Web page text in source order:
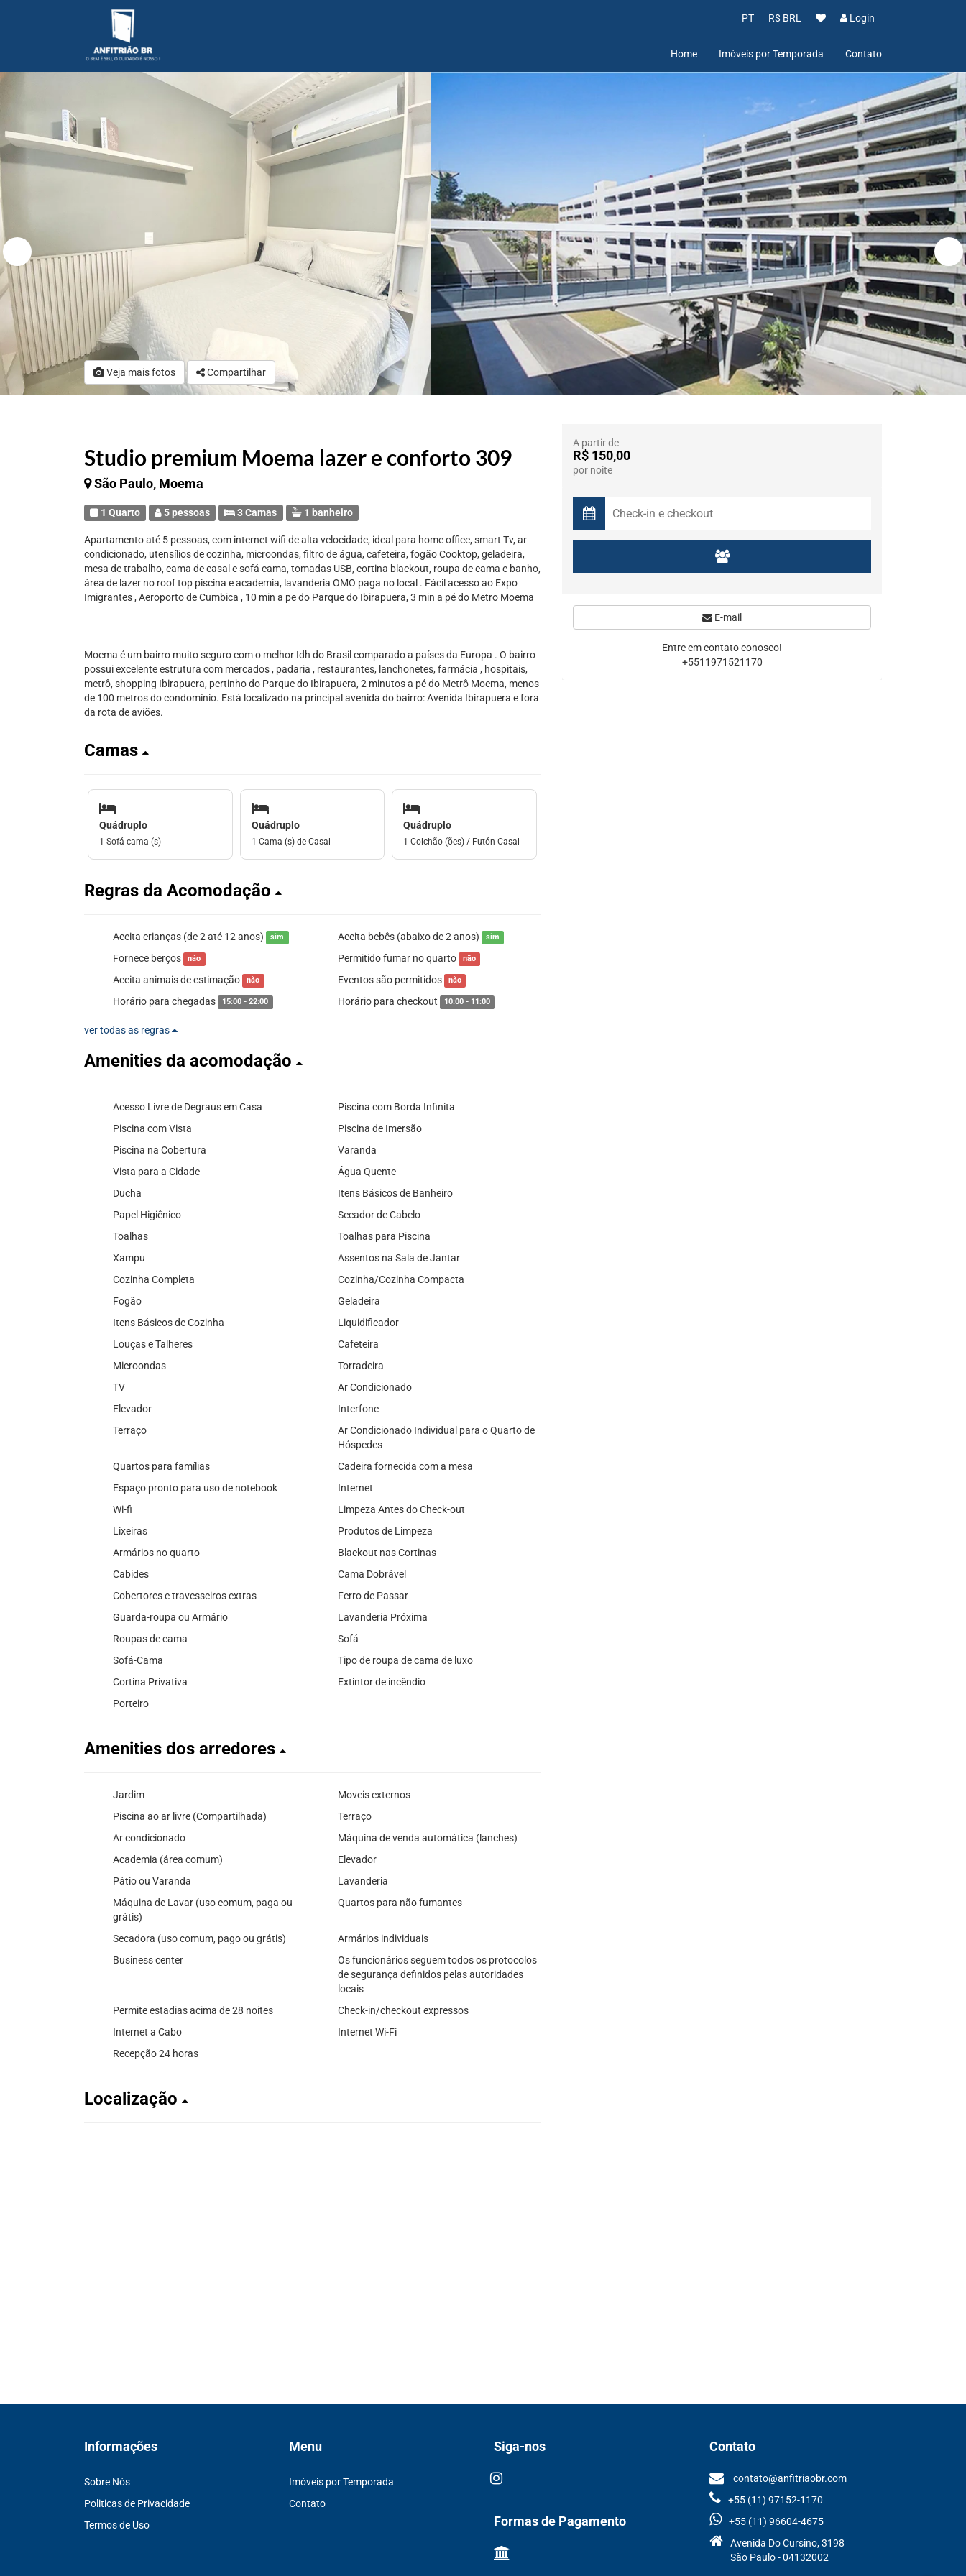
PT R$ BRL Login
Home Imóveis por Temporada Contato
Veja mais fotos Compartilhar
Studio premium Moema lazer e conforto 309
São Paulo, Moema
1 Quarto 5 pessoas 3 Camas 1 banheiro
Apartamento até 5 pessoas, com internet wifi de alta velocidade, ideal para home office, smart Tv, ar
condicionado, utensílios de cozinha, microondas, filtro de água, cafeteira, fogão Cooktop, geladeira,
mesa de trabalho, cama de casal e sofá cama, tomadas USB, cortina blackout, roupa de cama e banho,
área de lazer no roof top piscina e academia, lavanderia OMO paga no local . Fácil acesso ao Expo
Imigrantes , Aeroporto de Cumbica , 10 min a pe do Parque do Ibirapuera, 3 min a pé do Metro Moema
Moema é um bairro muito seguro com o melhor Idh do Brasil comparado a países da Europa . O bairro
possui excelente estrutura com mercados , padaria , restaurantes, lanchonetes, farmácia , hospitais,
metrô, shopping Ibirapuera, pertinho do Parque do Ibirapuera, 2 minutos a pé do Metrô Moema, menos
de 100 metros do condomínio. Está localizado na principal avenida do bairro: Avenida Ibirapuera e fora
da rota de aviões.
Camas
Quádruplo
1 Sofá-cama (s)
Quádruplo
1 Cama (s) de Casal
Quádruplo
1 Colchão (ões) / Futón Casal
Regras da Acomodação
Aceita crianças (de 2 até 12 anos) sim Aceita bebês (abaixo de 2 anos) sim
Fornece berços não Permitido fumar no quarto não
Aceita animais de estimação não Eventos são permitidos não
Horário para chegadas 15:00 - 22:00 Horário para checkout 10:00 - 11:00
ver todas as regras
Amenities da acomodação
Acesso Livre de Degraus em Casa
Piscina com Borda Infinita
Piscina com Vista
Piscina de Imersão
Piscina na Cobertura
Varanda
Vista para a Cidade
Água Quente
Ducha
Itens Básicos de Banheiro
Papel Higiênico
Secador de Cabelo
Toalhas
Toalhas para Piscina
Xampu
Assentos na Sala de Jantar
Cozinha Completa
Cozinha/Cozinha Compacta
Fogão
Geladeira
Itens Básicos de Cozinha
Liquidificador
Louças e Talheres
Cafeteira
Microondas
Torradeira
TV
Ar Condicionado
Elevador
Interfone
Terraço
Ar Condicionado Individual para o Quarto de
Hóspedes
Quartos para famílias
Cadeira fornecida com a mesa
Espaço pronto para uso de notebook
Internet
Wi-fi
Limpeza Antes do Check-out
Lixeiras
Produtos de Limpeza
Armários no quarto
Blackout nas Cortinas
Cabides
Cama Dobrável
Cobertores e travesseiros extras
Ferro de Passar
Guarda-roupa ou Armário
Lavanderia Próxima
Roupas de cama
Sofá
Sofá-Cama
Tipo de roupa de cama de luxo
Cortina Privativa
Extintor de incêndio
Porteiro
Amenities dos arredores
Jardim
Moveis externos
Piscina ao ar livre (Compartilhada)
Terraço
Ar condicionado
Máquina de venda automática (lanches)
Academia (área comum)
Elevador
Pátio ou Varanda
Lavanderia
Máquina de Lavar (uso comum, paga ou
grátis)
Quartos para não fumantes
Secadora (uso comum, pago ou grátis)
Armários individuais
Business center
Os funcionários seguem todos os protocolos
de segurança definidos pelas autoridades
locais
Permite estadias acima de 28 noites
Check-in/checkout expressos
Internet a Cabo
Internet Wi-Fi
Recepção 24 horas
Localização
A partir de
R$ 150,00
por noite
E-mail
Entre em contato conosco!
+5511971521170
Informações
Sobre Nós
Politicas de Privacidade
Termos de Uso
Menu
Imóveis por Temporada
Contato
Siga-nos
Formas de Pagamento
Contato
contato@anfitriaobr.com
+55 (11) 97152-1170
+55 (11) 96604-4675
Avenida Do Cursino, 3198
São Paulo - 04132002